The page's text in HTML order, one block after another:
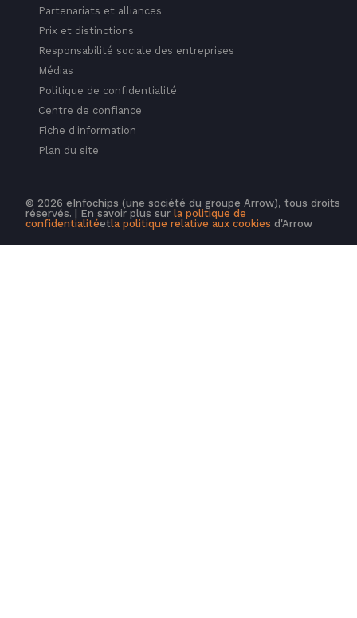
Partenariats et alliances
Prix et distinctions
Responsabilité sociale des entreprises
Médias
Politique de confidentialité
Centre de confiance
Fiche d'information
Plan du site
© 2026 eInfochips (une société du groupe Arrow), tous droits
réservés. | En savoir plus surla politique de
confidentialitéetla politique relative aux cookies d'Arrow